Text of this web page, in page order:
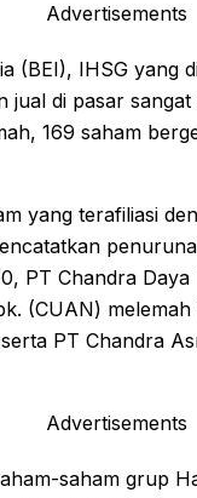
Advertisements
(BEI), IHSG yang
di pasar
169 saham
yang terafiliasi
PT Chandra
(CUAN)
PT Chandra
Advertisements
saham grup